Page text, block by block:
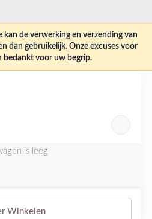
de verwerking en verzending van
dan gebruikelijk. Onze excuses voor
bedankt voor uw begrip.
is leeg
Winkelen